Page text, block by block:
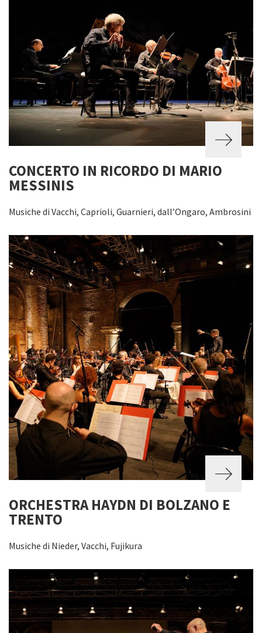
CONCERTO IN RICORDO DI MARIO
MESSINIS
Musiche di Vacchi, Caprioli, Guarnieri, dall’Ongaro, Ambrosini
ORCHESTRA HAYDN DI BOLZANO E
TRENTO
Musiche di Nieder, Vacchi, Fujikura